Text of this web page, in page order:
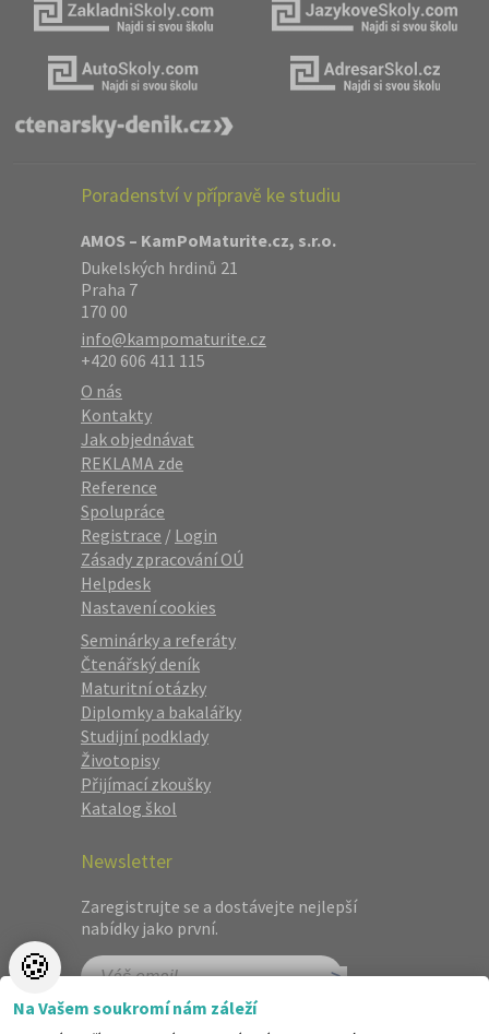
Poradenství v přípravě ke studiu
AMOS – KamPoMaturite.cz, s.r.o.
Dukelských hrdinů 21
Praha 7
170 00
info@kampomaturite.cz
+420 606 411 115
O nás
Kontakty
Jak objednávat
REKLAMA zde
Reference
Spolupráce
Registrace / Login
Zásady zpracování OÚ
Helpdesk
Nastavení cookies
Seminárky a referáty
Čtenářský deník
Maturitní otázky
Diplomky a bakalářky
Studijní podklady
Životopisy
Přijímací zkoušky
Katalog škol
Newsletter
Zaregistrujte se a dostávejte nejlepší
nabídky jako první.
🍪
Na Vašem soukromí nám záleží